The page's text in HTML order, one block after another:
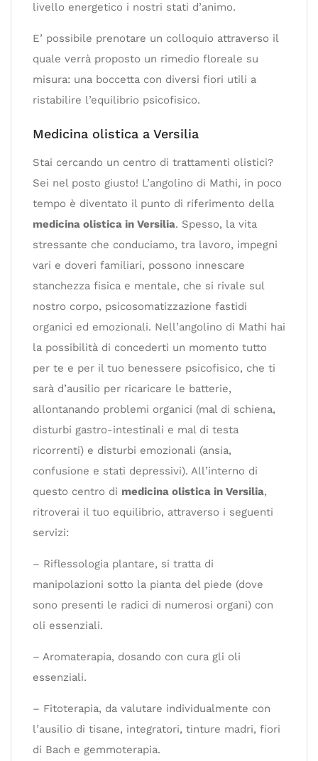
livello energetico i nostri stati d’animo.
E’ possibile prenotare un colloquio attraverso il
quale verrà proposto un rimedio floreale su
misura: una boccetta con diversi fiori utili a
ristabilire l’equilibrio psicofisico.
Medicina olistica a Versilia
Stai cercando un centro di trattamenti olistici?
Sei nel posto giusto! L’angolino di Mathi, in poco
tempo è diventato il punto di riferimento della
medicina olistica in Versilia. Spesso, la vita
stressante che conduciamo, tra lavoro, impegni
vari e doveri familiari, possono innescare
stanchezza fisica e mentale, che si rivale sul
nostro corpo, psicosomatizzazione fastidi
organici ed emozionali. Nell’angolino di Mathi hai
la possibilità di concederti un momento tutto
per te e per il tuo benessere psicofisico, che ti
sarà d’ausilio per ricaricare le batterie,
allontanando problemi organici (mal di schiena,
disturbi gastro-intestinali e mal di testa
ricorrenti) e disturbi emozionali (ansia,
confusione e stati depressivi). All’interno di
questo centro di medicina olistica in Versilia,
ritroverai il tuo equilibrio, attraverso i seguenti
servizi:
– Riflessologia plantare, si tratta di
manipolazioni sotto la pianta del piede (dove
sono presenti le radici di numerosi organi) con
oli essenziali.
– Aromaterapia, dosando con cura gli oli
essenziali.
– Fitoterapia, da valutare individualmente con
l’ausilio di tisane, integratori, tinture madri, fiori
di Bach e gemmoterapia.